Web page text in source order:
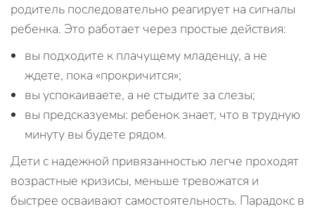
родитель последовательно реагирует на сигналы
ребенка. Это работает через простые действия:
вы подходите к плачущему младенцу, а не
ждете, пока «прокричится»;
вы успокаиваете, а не стыдите за слезы;
вы предсказуемы: ребенок знает, что в трудную
минуту вы будете рядом.
Дети с надежной привязанностью легче проходят
возрастные кризисы, меньше тревожатся и
быстрее осваивают самостоятельность. Парадокс в